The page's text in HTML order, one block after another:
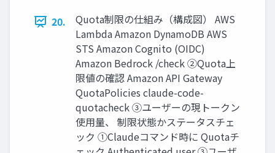
20.
Quota制限の仕組み（構成図） AWS
Lambda Amazon DynamoDB AWS
STS Amazon Cognito (OIDC)
Amazon Bedrock /check ②Quota上
限値の確認 Amazon API Gateway
QuotaPolicies claude-code-
quotacheck ③ユーザーの現トークン
使用量、 制限状態かステータスチェ
ック ①Claudeコマンド時に Quotaチ